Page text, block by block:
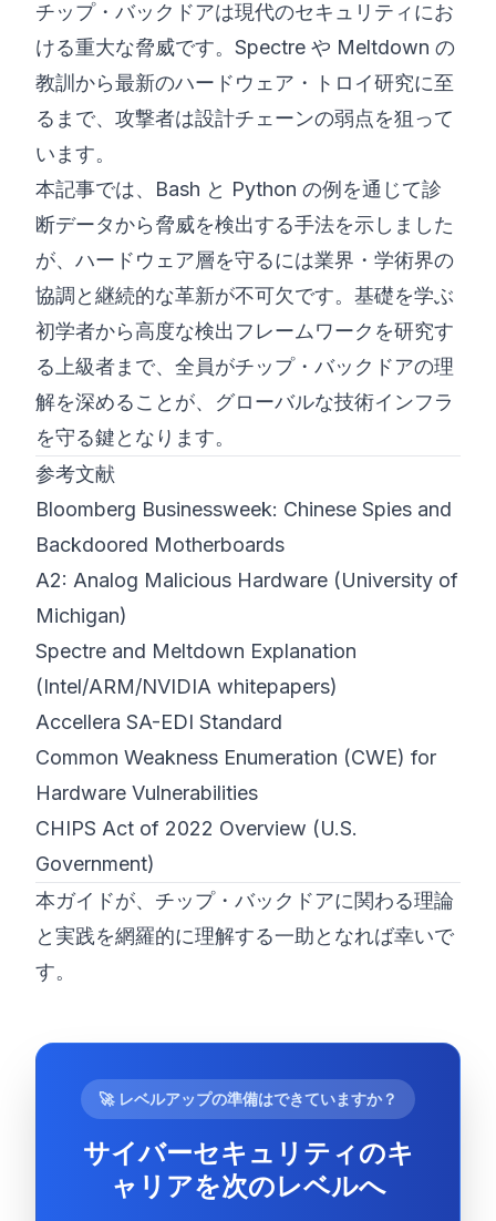
チップ・バックドアは現代のセキュリティにお
ける重大な脅威です。Spectre や Meltdown の
教訓から最新のハードウェア・トロイ研究に至
るまで、攻撃者は設計チェーンの弱点を狙って
います。
本記事では、Bash と Python の例を通じて診
断データから脅威を検出する手法を示しました
が、ハードウェア層を守るには業界・学術界の
協調と継続的な革新が不可欠です。基礎を学ぶ
初学者から高度な検出フレームワークを研究す
る上級者まで、全員がチップ・バックドアの理
解を深めることが、グローバルな技術インフラ
を守る鍵となります。
参考文献
Bloomberg Businessweek: Chinese Spies and
Backdoored Motherboards
A2: Analog Malicious Hardware (University of
Michigan)
Spectre and Meltdown Explanation
(Intel/ARM/NVIDIA whitepapers)
Accellera SA-EDI Standard
Common Weakness Enumeration (CWE) for
Hardware Vulnerabilities
CHIPS Act of 2022 Overview (U.S.
Government)
本ガイドが、チップ・バックドアに関わる理論
と実践を網羅的に理解する一助となれば幸いで
す。
🚀 レベルアップの準備はできていますか？
サイバーセキュリティのキ
ャリアを次のレベルへ